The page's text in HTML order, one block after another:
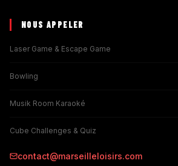
NOUS APPELER
Laser Game & Escape Game
Bowling
Musik Room Karaoké
Cube Challenges & Quiz
contact@marseilleloisirs.com